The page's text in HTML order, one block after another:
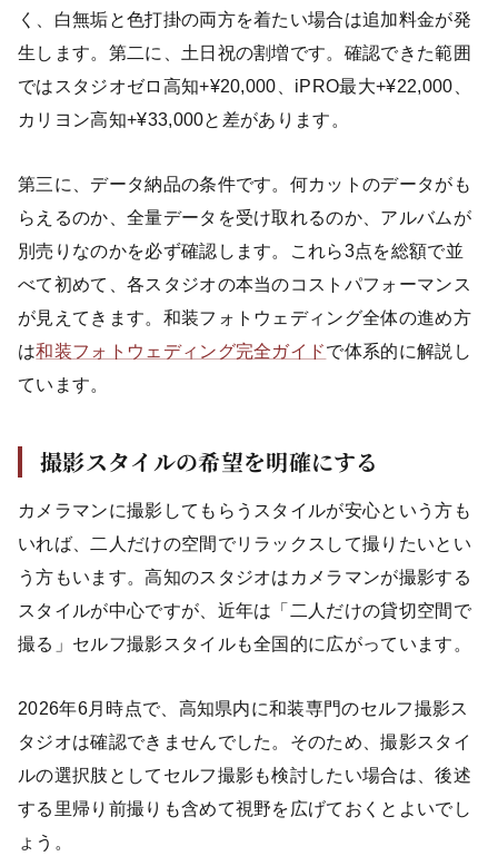
く、白無垢と色打掛の両方を着たい場合は追加料金が発
生します。第二に、土日祝の割増です。確認できた範囲
ではスタジオゼロ高知+¥20,000、iPRO最大+¥22,000、
カリヨン高知+¥33,000と差があります。
第三に、データ納品の条件です。何カットのデータがも
らえるのか、全量データを受け取れるのか、アルバムが
別売りなのかを必ず確認します。これら3点を総額で並
べて初めて、各スタジオの本当のコストパフォーマンス
が見えてきます。和装フォトウェディング全体の進め方
は和装フォトウェディング完全ガイドで体系的に解説し
ています。
撮影スタイルの希望を明確にする
カメラマンに撮影してもらうスタイルが安心という方も
いれば、二人だけの空間でリラックスして撮りたいとい
う方もいます。高知のスタジオはカメラマンが撮影する
スタイルが中心ですが、近年は「二人だけの貸切空間で
撮る」セルフ撮影スタイルも全国的に広がっています。
2026年6月時点で、高知県内に和装専門のセルフ撮影ス
タジオは確認できませんでした。そのため、撮影スタイ
ルの選択肢としてセルフ撮影も検討したい場合は、後述
する里帰り前撮りも含めて視野を広げておくとよいでし
ょう。